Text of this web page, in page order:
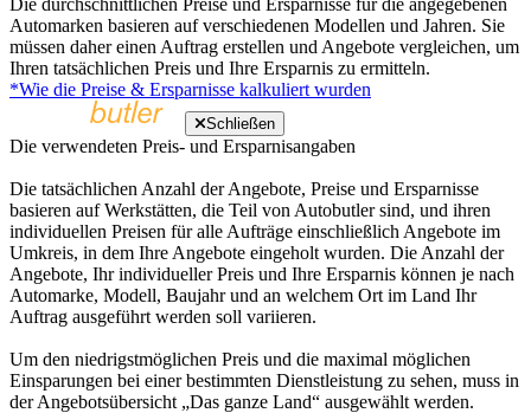
Automarken basieren auf verschiedenen Modellen und Jahren. Sie
müssen daher einen Auftrag erstellen und Angebote vergleichen, um
Ihren tatsächlichen Preis und Ihre Ersparnis zu ermitteln.
*Wie die Preise & Ersparnisse kalkuliert wurden
Schließen
Die verwendeten Preis- und Ersparnisangaben
Die tatsächlichen Anzahl der Angebote, Preise und Ersparnisse
basieren auf Werkstätten, die Teil von Autobutler sind, und ihren
individuellen Preisen für alle Aufträge einschließlich Angebote im
Umkreis, in dem Ihre Angebote eingeholt wurden. Die Anzahl der
Angebote, Ihr individueller Preis und Ihre Ersparnis können je nach
Automarke, Modell, Baujahr und an welchem Ort im Land Ihr
Auftrag ausgeführt werden soll variieren.
Um den niedrigstmöglichen Preis und die maximal möglichen
Einsparungen bei einer bestimmten Dienstleistung zu sehen, muss in
der Angebotsübersicht „Das ganze Land“ ausgewählt werden.